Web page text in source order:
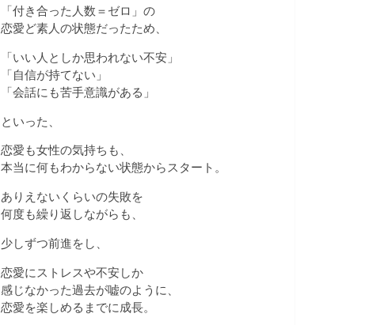
「付き合った人数＝ゼロ」の
恋愛ど素人の状態だったため、
「いい人としか思われない不安」
「自信が持てない」
「会話にも苦手意識がある」
といった、
恋愛も女性の気持ちも、
本当に何もわからない状態からスタート。
ありえないくらいの失敗を
何度も繰り返しながらも、
少しずつ前進をし、
恋愛にストレスや不安しか
感じなかった過去が嘘のように、
恋愛を楽しめるまでに成長。